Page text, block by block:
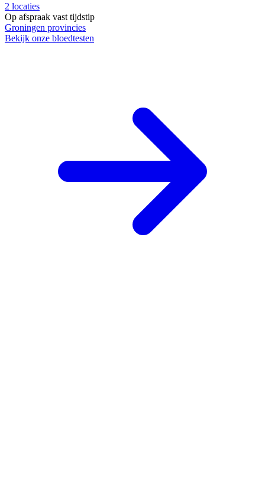
2 locaties
Op afspraak vast tijdstip
Groningen provincies
Bekijk onze bloedtesten